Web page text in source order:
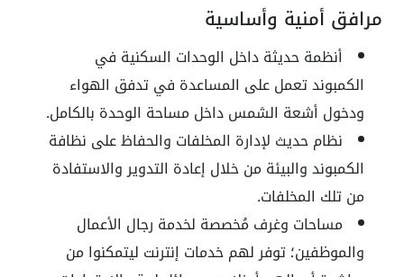
مرافق أمنية وأساسية
أنظمة حديثة داخل الوحدات السكنية في
الكمبوند تعمل على المساعدة في تدفق الهواء
ودخول أشعة الشمس داخل مساحة الوحدة بالكامل.
نظام حديث لإدارة المخلفات والحفاظ على نظافة
الكمبوند والبيئة من خلال إعادة التدوير والاستفادة
من تلك المخلفات.
مساحات وغرف مُخصصة لخدمة رجال الأعمال
والموظفين؛ توفر لهم خدمات إنترنت ليتمكنوا من